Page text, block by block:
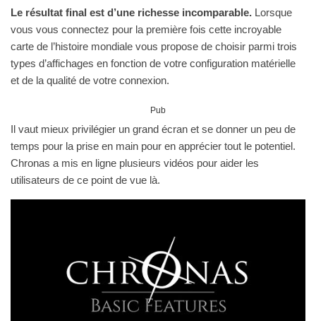
Le résultat final est d’une richesse incomparable. Lorsque
vous vous connectez pour la première fois cette incroyable
carte de l’histoire mondiale vous propose de choisir parmi trois
types d’affichages en fonction de votre configuration matérielle
et de la qualité de votre connexion.
Pub
Il vaut mieux privilégier un grand écran et se donner un peu de
temps pour la prise en main pour en apprécier tout le potentiel.
Chronas a mis en ligne plusieurs vidéos pour aider les
utilisateurs de ce point de vue là.